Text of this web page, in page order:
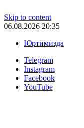
Skip to content
06.08.2026 20:35
Юртимизда
Telegram
Instagram
Facebook
YouTube